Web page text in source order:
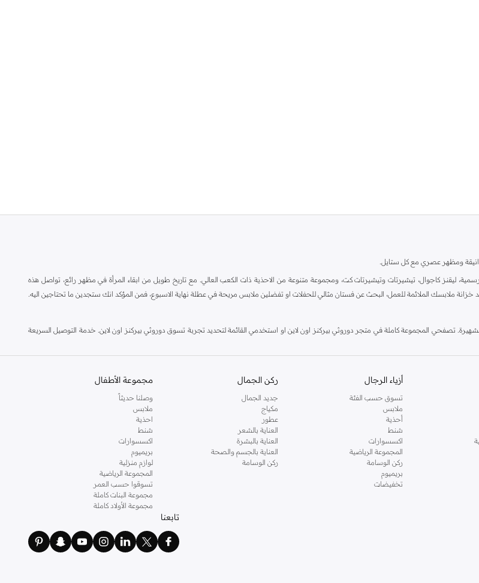
انيقة ومظهر عصري مع كل ستايل.
ليقنز كاجوال، تيشيرتات وتيشيرتات كت، ومجموعة متنوعة من الاحذية ذات الكعب العالي. مع تاريخ طويل من ابقاء المرأة في مظهر رائع، تواصل هذه
خزانة ملابسك الملائمة للعمل، البحث عن فستان مثالي للحفلات او تفضلين ملابس مريحة في عطلة نهاية الاسبوع، فمن المؤكد انك ستجدين ما تحتاجين اليه.
تصفحي المجموعة كاملة في متجر دوروثي بيركنز اون لاين او استخدمي القائمة لتحديد تجربة تسوق دوروثي بيركنز اون لاين. خدمة التوصيل السريعة
أزياء الرجال
تسوق حسب الفئة
ملابس
أحذية
شنط
اكسسوارات
المجموعة الرياضية
ركن الوسامة
بريميوم
تخفيضات
ركن الجمال
جديد الجمال
مكياج
عطور
العناية بالشعر
العناية بالبشرة
العناية بالجسم والصحة
ركن الوسامة
مجموعة الأطفال
وصلنا حديثاً
ملابس
احذية
شنط
اكسسوارات
بريميوم
لوازم منزلية
المجموعة الرياضية
تسوقوا حسب العمر
مجموعة البنات كاملة
مجموعة الأولاد كاملة
تابعنا